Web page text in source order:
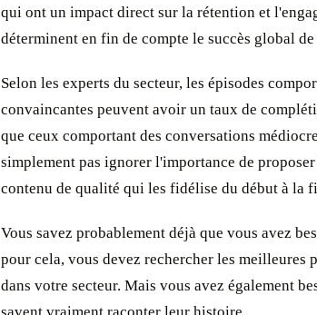
qui ont un impact direct sur la rétention et
déterminent en fin de compte le succès global
Selon les experts du secteur, les épisodes
convaincantes peuvent avoir un taux de
que ceux comportant des conversations
simplement pas ignorer l'importance de
contenu de qualité qui les fidélise du début à la
Vous savez probablement déjà que vous avez
pour cela, vous devez rechercher les meilleures
dans votre secteur. Mais vous avez également